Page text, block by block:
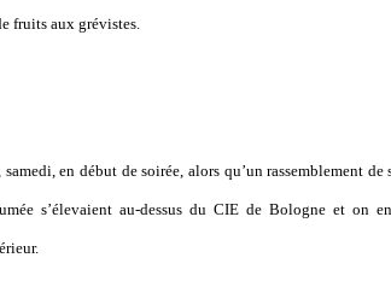
fruits aux grévistes.
samedi, en début de soirée, alors qu’un rassemblement
s’élevaient au-dessus du CIE de Bologne et on